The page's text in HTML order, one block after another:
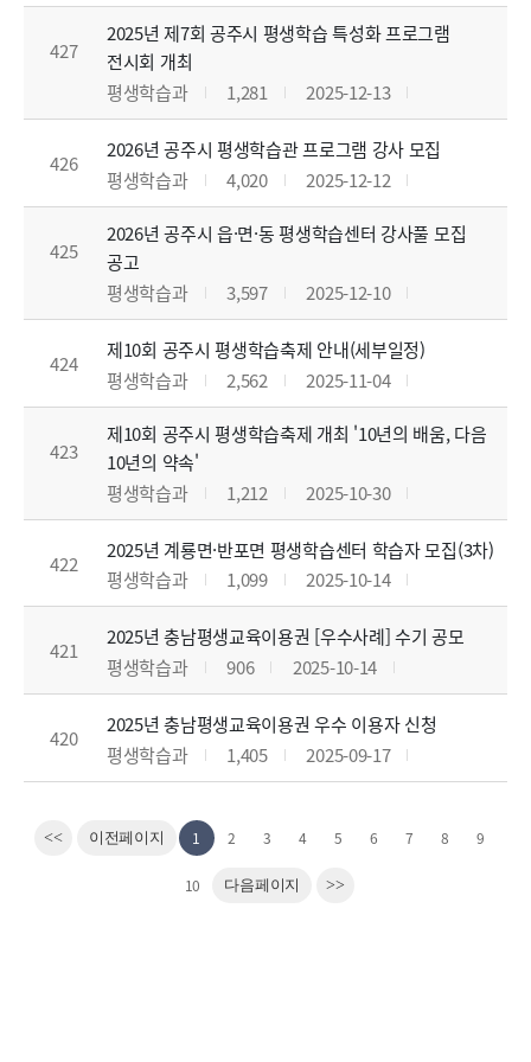
427
2025년 제7회 공주시 평생학습 특성화 프로그램
전시회 개최
평생학습과
1,281 2025-12-13
426
2026년 공주시 평생학습관 프로그램 강사 모집
평생학습과
4,020 2025-12-12
425
2026년 공주시 읍·면·동 평생학습센터 강사풀 모집
공고
평생학습과
3,597 2025-12-10
424
제10회 공주시 평생학습축제 안내(세부일정)
평생학습과
2,562 2025-11-04
423
제10회 공주시 평생학습축제 개최 '10년의 배움, 다음
10년의 약속'
평생학습과
1,212 2025-10-30
422
2025년 계룡면·반포면 평생학습센터 학습자 모집(3차)
평생학습과
1,099 2025-10-14
421
2025년 충남평생교육이용권 [우수사례] 수기 공모
평생학습과
906 2025-10-14
420
2025년 충남평생교육이용권 우수 이용자 신청
평생학습과
1,405 2025-09-17
<< 이전페이지 1 2 3 4 5 6 7 8 9
10 다음페이지 >>